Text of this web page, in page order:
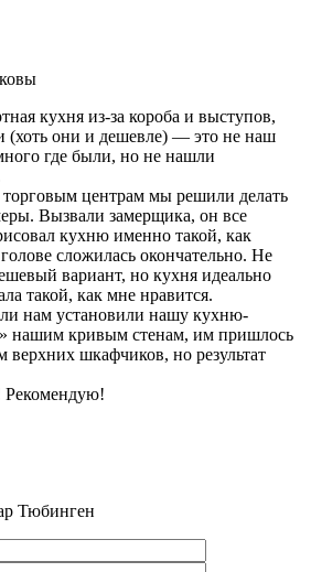
кухня из-за короба и выступов,
(хоть они и дешевле) — это не наш
где были, но не нашли
центрам мы решили делать
Вызвали замерщика, он все
кухню именно такой, как
сложилась окончательно. Не
вариант, но кухня идеально
такой, как мне нравится.
нам установили нашу кухню-
нашим кривым стенам, им пришлось
верхних шкафчиков, но результат
Рекомендую!
Тюбинген